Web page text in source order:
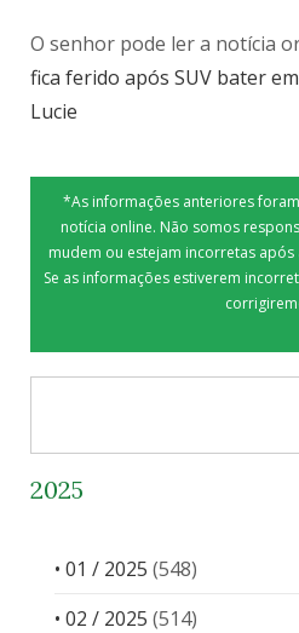
O senhor pode ler a notícia
fica ferido após SUV bater
Lucie
*As informações anteriores
notícia online. Não somos
mudem ou estejam incorretas
Se as informações estiverem
2025
• 01 / 2025 (548)
• 02 / 2025 (514)